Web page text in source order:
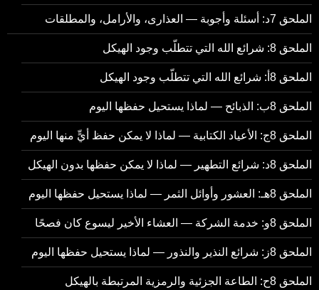
الملحق 7د: أسئلة وأجوبة — العذارى، والأرامل، والمطلقات
الملحق 8: شرائع الله التي تتطلّب وجود الهيكل
الملحق 8أ: شرائع الله التي تتطلّب وجود الهيكل
الملحق 8ب: الذبائح — لماذا يستحيل حفظها اليوم
الملحق 8ج: الأعياد الكتابية — لماذا لا يمكن حفظ أيٍّ منها اليوم
الملحق 8د: شرائع التطهير — لماذا لا يمكن حفظها بدون الهيكل
الملحق 8هـ: العشور وأوائل الثمر — لماذا يستحيل حفظها اليوم
الملحق 8و: خدمة الشركة — العشاء الأخير ليسوع كان فصحًا
الملحق 8ز: شرائع النذير والنذور — لماذا يستحيل حفظها اليوم
الملحق 8ح: الطاعة الجزئية والرمزية المرتبطة بالهيكل